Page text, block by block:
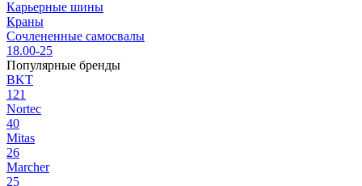
Карьерные шины
Краны
Сочлененные самосвалы
18.00-25
Популярные бренды
BKT
121
Nortec
40
Mitas
26
Marcher
25